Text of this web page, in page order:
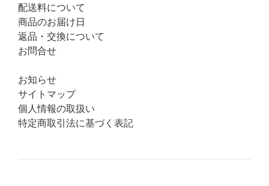
配送料について
商品のお届け日
返品・交換について
お問合せ
お知らせ
サイトマップ
個人情報の取扱い
特定商取引法に基づく表記